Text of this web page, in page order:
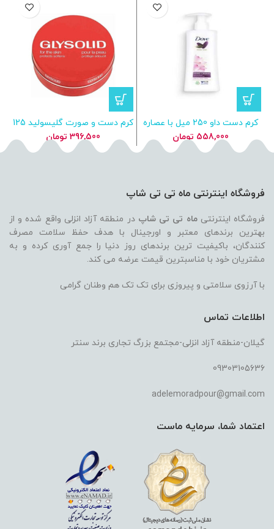
کرم دست داو 250 میل با عصاره
گل نیلوفر و شیر برنج 250 میل
558,000 تومان
کرم دست و صورت گلیسولید 125
میل برای پوست خشک
396,500 تومان
فروشگاه اینترنتی ماه تی تی شاپ
فروشگاه اینترنتیماه تی تی شاپ در منطقه آزاد انزلی واقع شده و از
بهترین برندهای معتبر و اورجینال با هدف حفظ سلامت مصرف
کنندگان، باکیفیت ترین برندهای روز دنیا را جمع آوری کرده و به
مشتریان خود با مناسبترین قیمت عرضه می کند.
با آرزوی سلامتی و پیروزی برای تک تک هم وطنان گرامی
اطلاعات تماس
گیلان-منطقه آزاد انزلی-مجتمع بزرگ تجاری برند سنتر
09303105636
adelemoradpour@gmail.com
اعتماد شما، سرمایه ماست